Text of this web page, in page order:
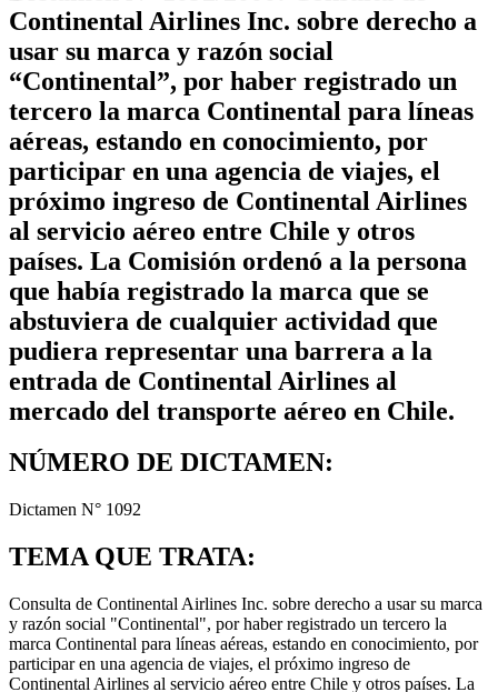
Continental Airlines Inc. sobre derecho a
usar su marca y razón social
“Continental”, por haber registrado un
tercero la marca Continental para líneas
aéreas, estando en conocimiento, por
participar en una agencia de viajes, el
próximo ingreso de Continental Airlines
al servicio aéreo entre Chile y otros
países. La Comisión ordenó a la persona
que había registrado la marca que se
abstuviera de cualquier actividad que
pudiera representar una barrera a la
entrada de Continental Airlines al
mercado del transporte aéreo en Chile.
NÚMERO DE DICTAMEN:
Dictamen N° 1092
TEMA QUE TRATA:
Consulta de Continental Airlines Inc. sobre derecho a usar su marca
y razón social "Continental", por haber registrado un tercero la
marca Continental para líneas aéreas, estando en conocimiento, por
participar en una agencia de viajes, el próximo ingreso de
Continental Airlines al servicio aéreo entre Chile y otros países. La